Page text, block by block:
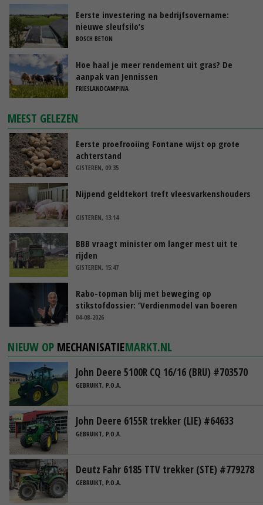
Eerste investering na bedrijfsovername:
nieuwe sleufsilo’s
BOSCH BETON
Hoe haal je meer rendement uit gras? De
aanpak van Jennissen
FRIESLANDCAMPINA
MEEST GELEZEN
Eerste proefrooiing Fontane wijst op grote
achterstand
GISTEREN, 09:35
Nijpend geldtekort treft vleesvarkenshouders
GISTEREN, 13:14
BBB vraagt minister om langer mest uit te
rijden
GISTEREN, 15:47
Rabo-topman blij met beweging op
stikstofdossier: ‘Verdienmodel van boeren
blijft cruciaal’
04-08-2026
NIEUW OP MECHANISATIEMARKT.NL
John Deere 5100R CQ 16/16 (BRU) #703570
GEBRUIKT, P.O.A.
John Deere 6155R trekker (LIE) #64633
GEBRUIKT, P.O.A.
Deutz Fahr 6185 TTV trekker (STE) #779278
GEBRUIKT, P.O.A.